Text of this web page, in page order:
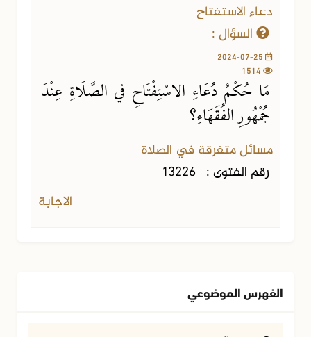
دعاء الاستفتاح
السؤال :
مَا حُكْمُ دُعَاءِ الاسْتِفْتَاحِ في الصَّلَاةِ عِنْدَ
جُمْهُورِ الفُقَهَاءِ؟
مسائل متفرقة في الصلاة
رقم الفتوى : 13226
الاجابة
الفهرس الموضوعي